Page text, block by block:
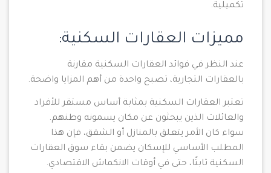
تكميلية.
مميزات العقارات السكنية:
عند النظر في فوائد العقارات السكنية مقارنة
بالعقارات التجارية، تصبح واحدة من أهم المزايا واضحة.
تعتبر العقارات السكنية بمثابة أساس مستقر للأفراد
والعائلات الذين يبحثون عن مكان يسمونه وطنهم.
سواء كان الأمر يتعلق بالمنازل أو الشقق، فإن هذا
المطلب الأساسي للإسكان يضمن بقاء سوق العقارات
السكنية ثابتًا، حتى في أوقات الانكماش الاقتصادي.